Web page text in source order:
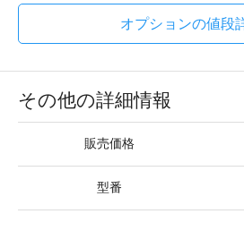
オプションの値段
その他の詳細情報
販売価格
型番